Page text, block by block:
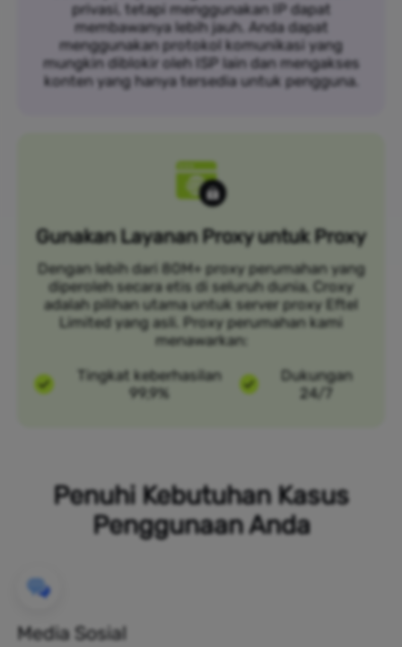
privasi, tetapi menggunakan IP dapat
membawanya lebih jauh. Anda dapat
menggunakan protokol komunikasi yang
mungkin diblokir oleh ISP lain dan mengakses
konten yang hanya tersedia untuk pengguna.
Gunakan Layanan Proxy untuk Proxy
Dengan lebih dari 80M+ proxy perumahan yang
diperoleh secara etis di seluruh dunia, Croxy
adalah pilihan utama untuk server proxy Eftel
Limited yang asli. Proxy perumahan kami
menawarkan:
Tingkat keberhasilan
99,9%
Dukungan
24/7
Penuhi Kebutuhan Kasus
Penggunaan Anda
Media Sosial